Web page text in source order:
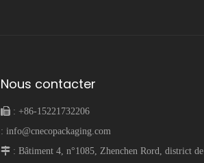
Nous contacter
 : +86-15221732206
: info@cnecopackaging.com
 : Bâtiment 4, n°1085, Zhenchen Rord, district de